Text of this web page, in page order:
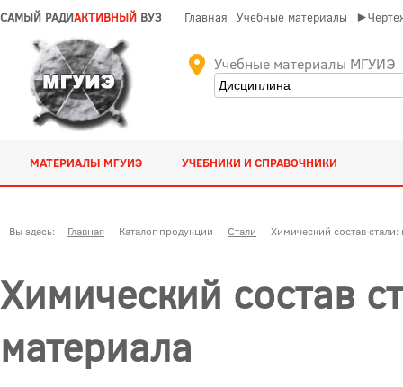
САМЫЙ РАДИАКТИВНЫЙ ВУЗ Главная Учебные материалы
Учебные материалы МГУИЭ
МАТЕРИАЛЫ МГУИЭ УЧЕБНИКИ И СПРАВОЧНИКИ
Вы здесь: Главная Каталог продукции Стали Химический состав стали:
Химический состав
материала